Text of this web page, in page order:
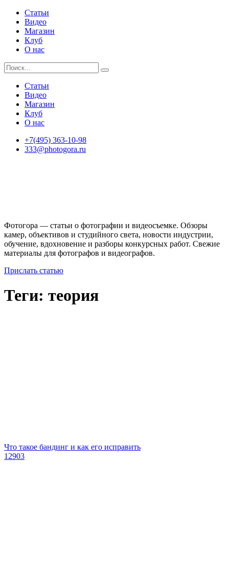
Статьи
Видео
Магазин
Клуб
О нас
Статьи
Видео
Магазин
Клуб
О нас
+7(495) 363-10-98
333@photogora.ru
Фотогора — статьи о фотографии и видеосъемке. Обзоры
камер, объективов и студийного света, новости индустрии,
обучение, вдохновение и разборы конкурсных работ. Свежие
материалы для фотографов и видеографов.
Прислать статью
Теги: теория
Что такое бандинг и как его исправить
12903